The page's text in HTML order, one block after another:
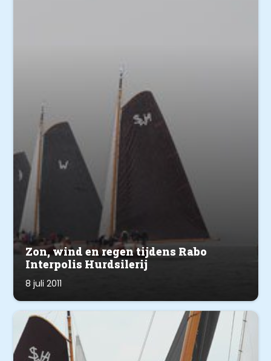
Zon, wind en regen tijdens Rabo
Interpolis Hurdsilerij
8 juli 2011